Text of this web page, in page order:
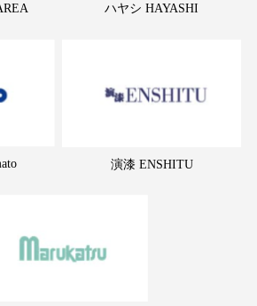
ハヤシ HAYASHI
演漆 ENSHITU